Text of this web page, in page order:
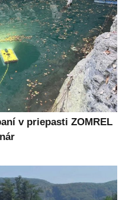
v priepasti ZOMREL